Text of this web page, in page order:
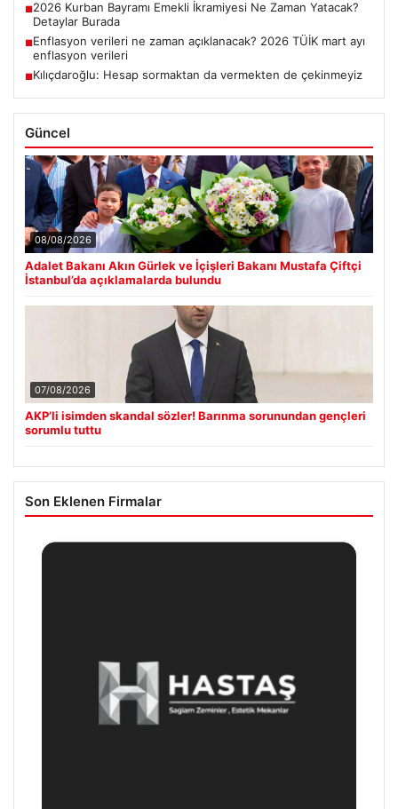
■2026 Kurban Bayramı Emekli İkramiyesi Ne Zaman Yatacak?
Detaylar Burada
■Enflasyon verileri ne zaman açıklanacak? 2026 TÜİK mart ayı
enflasyon verileri
■Kılıçdaroğlu: Hesap sormaktan da vermekten de çekinmeyiz
Güncel
08/08/2026
Adalet Bakanı Akın Gürlek ve İçişleri Bakanı Mustafa Çiftçi
İstanbul’da açıklamalarda bulundu
07/08/2026
AKP’li isimden skandal sözler! Barınma sorunundan gençleri
sorumlu tuttu
Son Eklenen Firmalar